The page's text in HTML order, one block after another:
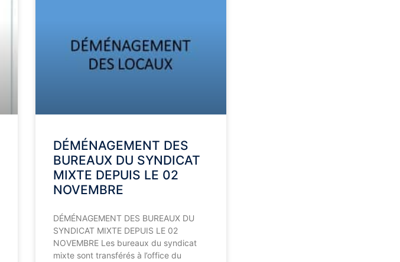
DÉMÉNAGEMENT DES
BUREAUX DU SYNDICAT
MIXTE DEPUIS LE 02
NOVEMBRE
DÉMÉNAGEMENT DES BUREAUX DU
SYNDICAT MIXTE DEPUIS LE 02
NOVEMBRE Les bureaux du syndicat
mixte sont transférés à l’office du